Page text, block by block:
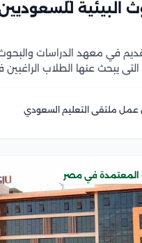
البيئية
في معهد الدراسات
التي يبحث عنها الطلاب
والالتزام بالضوابط التي
عمل ملتقى التعليم السعودي
المعتمدة في مصر